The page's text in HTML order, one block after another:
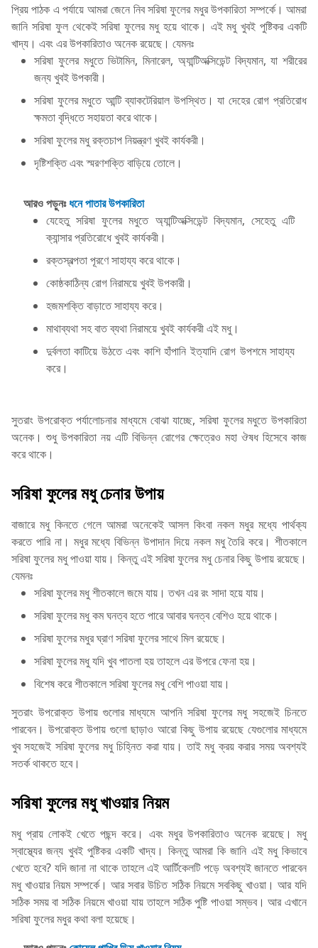
প্রিয় পাঠক এ পর্যায়ে আমরা জেনে নিব সরিষা ফুলের মধুর উপকারিতা সম্পর্কে। আমরা
জানি সরিষা ফুল থেকেই সরিষা ফুলের মধু হয়ে থাকে। এই মধু খুবই পুষ্টিকর একটি
খাদ্য। এবং এর উপকারিতাও অনেক রয়েছে। যেমনঃ
সরিষা ফুলের মধুতে ভিটামিন, মিনারেল, অ্যান্টিঅক্সিডেন্ট বিদ্যমান, যা শরীরের
জন্য খুবই উপকারী।
সরিষা ফুলের মধুতে আন্টি ব্যাকটেরিয়াল উপস্থিত। যা দেহের রোগ প্রতিরোধ
ক্ষমতা বৃদ্ধিতে সহায়তা করে থাকে।
সরিষা ফুলের মধু রক্তচাপ নিয়ন্ত্রণ খুবই কার্যকরী।
দৃষ্টিশক্তি এবং স্মরণশক্তি বাড়িয়ে তোলে।
আরও পড়ুনঃধনে পাতার উপকারিতা
যেহেতু সরিষা ফুলের মধুতে অ্যান্টিঅক্সিডেন্ট বিদ্যমান, সেহেতু এটি
ক্যান্সার প্রতিরোধে খুবই কার্যকরী।
রক্তস্বল্পতা পূরণে সাহায্য করে থাকে।
কোষ্ঠকাঠিন্য রোগ নিরাময়ে খুবই উপকারী।
হজমশক্তি বাড়াতে সাহায্য করে।
মাথাব্যথা সহ বাত ব্যথা নিরাময়ে খুবই কার্যকরী এই মধু।
দুর্বলতা কাটিয়ে উঠতে এবং কাশি হাঁপানি ইত্যাদি রোগ উপশমে সাহায্য
করে।
সুতরাং উপরোক্ত পর্যালোচনার মাধ্যমে বোঝা যাচ্ছে, সরিষা ফুলের মধুতে উপকারিতা
অনেক। শুধু উপকারিতা নয় এটি বিভিন্ন রোগের ক্ষেত্রেও মহা ঔষধ হিসেবে কাজ
করে থাকে।
সরিষা ফুলের মধু চেনার উপায়
বাজারে মধু কিনতে গেলে আমরা অনেকেই আসল কিংবা নকল মধুর মধ্যে পার্থক্য
করতে পারি না। মধুর মধ্যে বিভিন্ন উপাদান দিয়ে নকল মধু তৈরি করে। শীতকালে
সরিষা ফুলের মধু পাওয়া যায়। কিন্তু এই সরিষা ফুলের মধু চেনার কিছু উপায় রয়েছে।
যেমনঃ
সরিষা ফুলের মধু শীতকালে জমে যায়। তখন এর রং সাদা হয়ে যায়।
সরিষা ফুলের মধু কম ঘনত্ব হতে পারে আবার ঘনত্ব বেশিও হয়ে থাকে।
সরিষা ফুলের মধুর ঘ্রাণ সরিষা ফুলের সাথে মিল রয়েছে।
সরিষা ফুলের মধু যদি খুব পাতলা হয় তাহলে এর উপরে ফেনা হয়।
বিশেষ করে শীতকালে সরিষা ফুলের মধু বেশি পাওয়া যায়।
সুতরাং উপরোক্ত উপায় গুলোর মাধ্যমে আপনি সরিষা ফুলের মধু সহজেই চিনতে
পারবেন। উপরোক্ত উপায় গুলো ছাড়াও আরো কিছু উপায় রয়েছে যেগুলোর মাধ্যমে
খুব সহজেই সরিষা ফুলের মধু চিহ্নিত করা যায়। তাই মধু ক্রয় করার সময় অবশ্যই
সতর্ক থাকতে হবে।
সরিষা ফুলের মধু খাওয়ার নিয়ম
মধু প্রায় লোকই খেতে পছন্দ করে। এবং মধুর উপকারিতাও অনেক রয়েছে। মধু
স্বাস্থ্যের জন্য খুবই পুষ্টিকর একটি খাদ্য। কিন্তু আমরা কি জানি এই মধু কিভাবে
খেতে হবে? যদি জানা না থাকে তাহলে এই আর্টিকেলটি পড়ে অবশ্যই জানতে পারবেন
মধু খাওয়ার নিয়ম সম্পর্কে। আর সবার উচিত সঠিক নিয়মে সবকিছু খাওয়া। আর যদি
সঠিক সময় বা সঠিক নিয়মে খাওয়া যায় তাহলে সঠিক পুষ্টি পাওয়া সম্ভব। আর এখানে
সরিষা ফুলের মধুর কথা বলা হয়েছে।